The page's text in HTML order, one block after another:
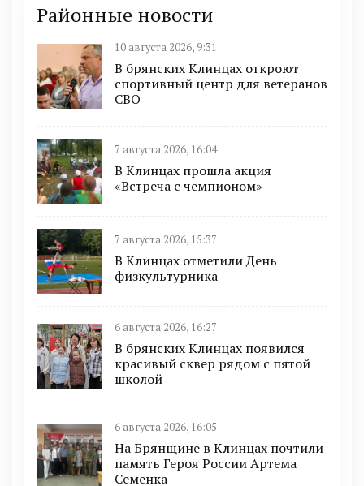
Районные новости
10 августа 2026, 9:31
В брянских Клинцах откроют
спортивный центр для ветеранов
СВО
7 августа 2026, 16:04
В Клинцах прошла акция
«Встреча с чемпионом»
7 августа 2026, 15:37
В Клинцах отметили День
физкультурника
6 августа 2026, 16:27
В брянских Клинцах появился
красивый сквер рядом с пятой
школой
6 августа 2026, 16:05
На Брянщине в Клинцах почтили
память Героя России Артема
Семенка